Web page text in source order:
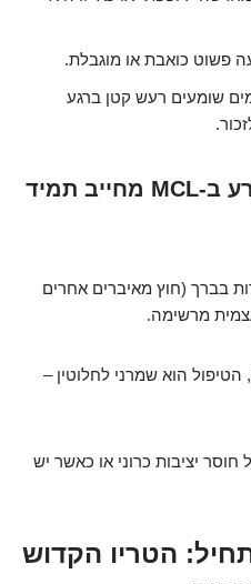
פשוט כואבת או מוגבלת.
שומעים רעש קטן ברגע
שאלה ותשובה: האם קרע ב-MCL מחייב תמיד
בברך (חוץ מאיברים אחרים
מרשימה.
הוא שמרני לחלוטין –
יציבות כרוני או כאשר יש
הטריו הקדוש